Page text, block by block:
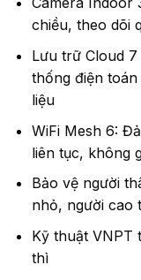
chiều, theo dõi
Lưu trữ Cloud
thống điện
liệu
WiFi Mesh 6:
liên tục, không
Bảo vệ người
nhỏ, người cao
Kỹ thuật VNPT
thì